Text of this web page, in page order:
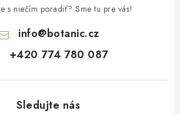
s niečím poradiť? Sme tu pre vás!
info@botanic.cz
+420 774 780 087